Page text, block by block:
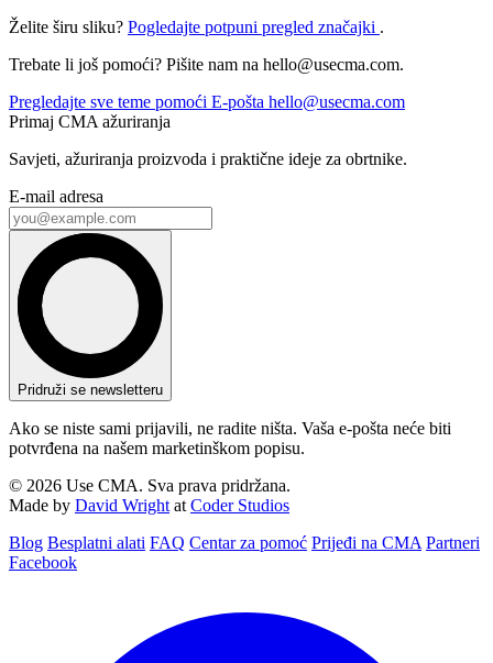
Želite širu sliku? Pogledajte potpuni pregled značajki .
Trebate li još pomoći? Pišite nam na hello@usecma.com.
Pregledajte sve teme pomoći E-pošta hello@usecma.com
Primaj CMA ažuriranja
Savjeti, ažuriranja proizvoda i praktične ideje za obrtnike.
E-mail adresa
Pridruži se newsletteru
Ako se niste sami prijavili, ne radite ništa. Vaša e-pošta neće biti
potvrđena na našem marketinškom popisu.
© 2026 Use CMA. Sva prava pridržana.
Made by David Wright at Coder Studios
Blog‎ Besplatni alati FAQ Centar za pomoć Prijeđi na CMA Partneri
Facebook